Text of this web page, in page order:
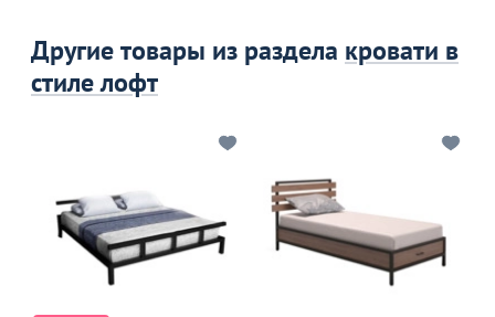
Другие товары из раздела кровати в
стиле лофт